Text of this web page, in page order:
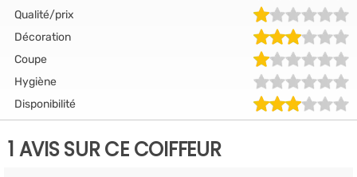
Qualité/prix
Décoration
Coupe
Hygiène
Disponibilité
1 AVIS SUR CE COIFFEUR